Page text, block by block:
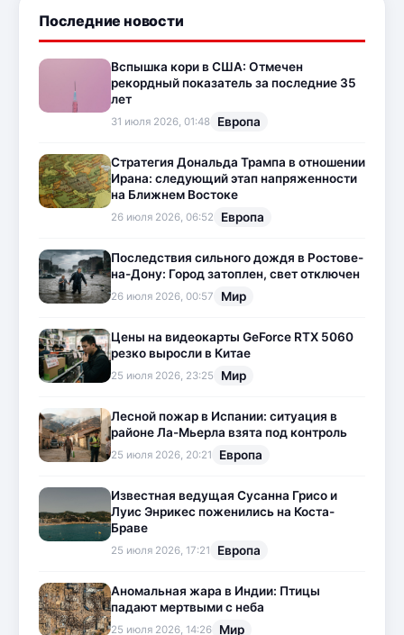
Последние новости
Вспышка кори в США: Отмечен
рекордный показатель за последние 35
лет
31 июля 2026, 01:48 Европа
Стратегия Дональда Трампа в отношении
Ирана: следующий этап напряженности
на Ближнем Востоке
26 июля 2026, 06:52 Европа
Последствия сильного дождя в Ростове-
на-Дону: Город затоплен, свет отключен
26 июля 2026, 00:57 Мир
Цены на видеокарты GeForce RTX 5060
резко выросли в Китае
25 июля 2026, 23:25 Мир
Лесной пожар в Испании: ситуация в
районе Ла-Мьерла взята под контроль
25 июля 2026, 20:21 Европа
Известная ведущая Сусанна Грисо и
Луис Энрикес поженились на Коста-
Браве
25 июля 2026, 17:21 Европа
Аномальная жара в Индии: Птицы
падают мертвыми с неба
25 июля 2026, 14:26 Мир